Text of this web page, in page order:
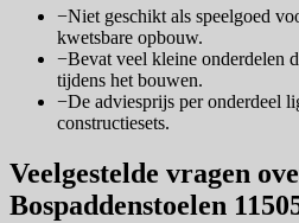
−Niet geschikt als speelgoed
kwetsbare opbouw.
−Bevat veel kleine onderdelen
tijdens het bouwen.
−De adviesprijs per onderdeel
constructiesets.
Veelgestelde vragen
Bospaddenstoelen